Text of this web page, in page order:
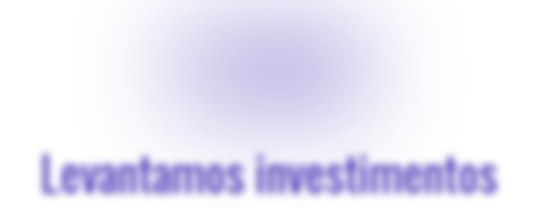
Levantamos investimentos